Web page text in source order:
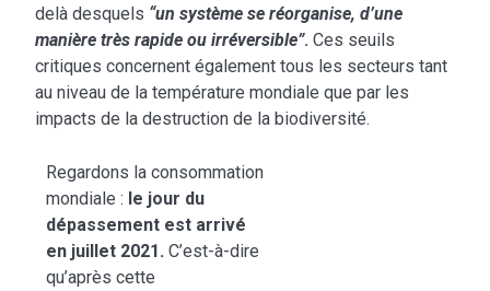
delà desquels “un système se réorganise, d’une
manière très rapide ou irréversible”. Ces seuils
critiques concernent également tous les secteurs tant
au niveau de la température mondiale que par les
impacts de la destruction de la biodiversité.
Regardons la consommation
mondiale : le jour du
dépassement est arrivé
en juillet 2021. C’est-à-dire
qu’après cette